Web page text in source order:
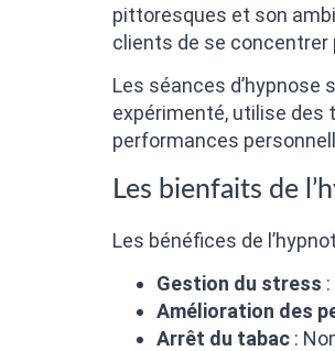
pittoresques et son
clients de se
Les séances d’hypnose
expérimenté, utilise des
performances
Les bienfaits de
Les bénéfices de
Gestion du stress
Amélioration des
Arrêt du tabac :